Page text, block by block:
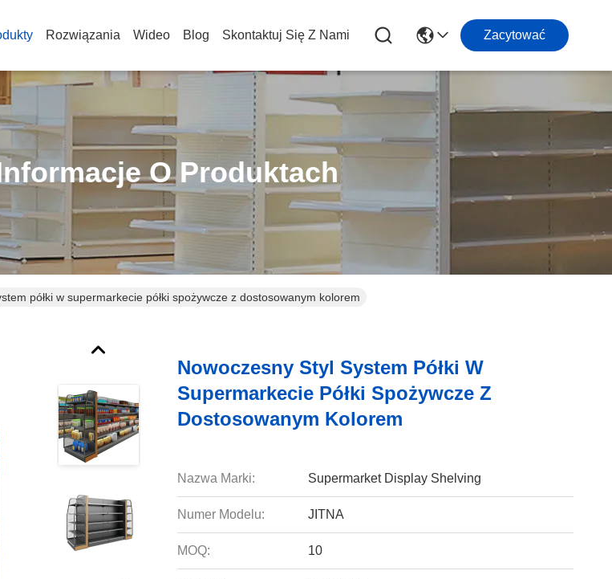
Rozwiązania Wideo Blog Skontaktuj Się Z Nami Zacytować
O Produktach
półki w supermarkecie półki spożywcze z dostosowanym kolorem
Nowoczesny Styl System Półki W
Supermarkecie Półki Spożywcze Z
Dostosowanym Kolorem
Nazwa Marki: Supermarket Display Shelving
Numer Modelu: JITNA
MOQ: 10